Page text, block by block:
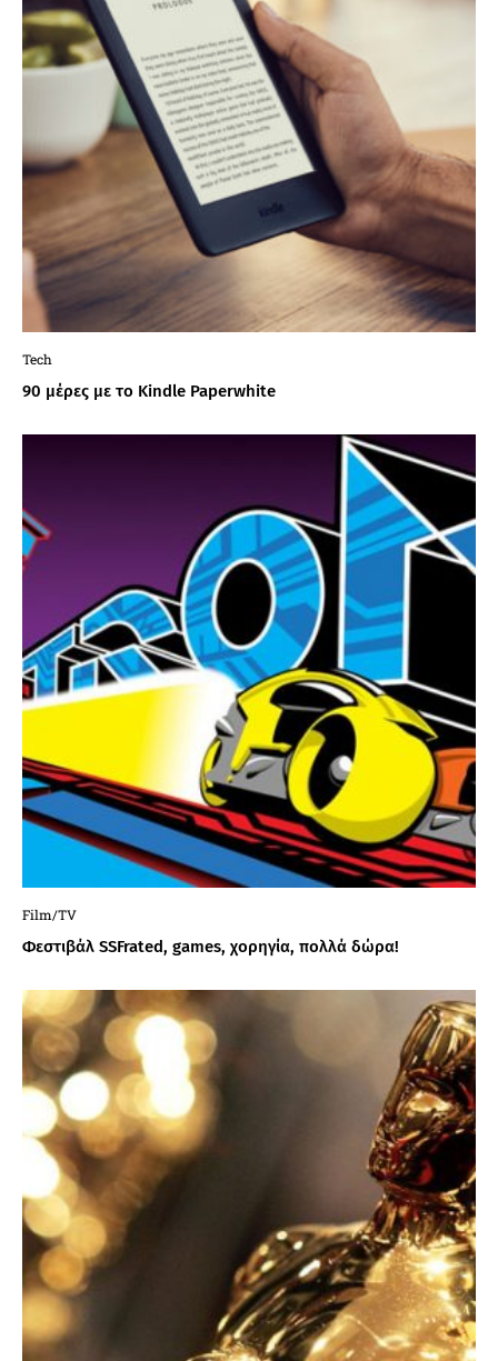
Tech
90 μέρες με το Kindle Paperwhite
Film/TV
Φεστιβάλ SSFrated, games, χορηγία, πολλά δώρα!